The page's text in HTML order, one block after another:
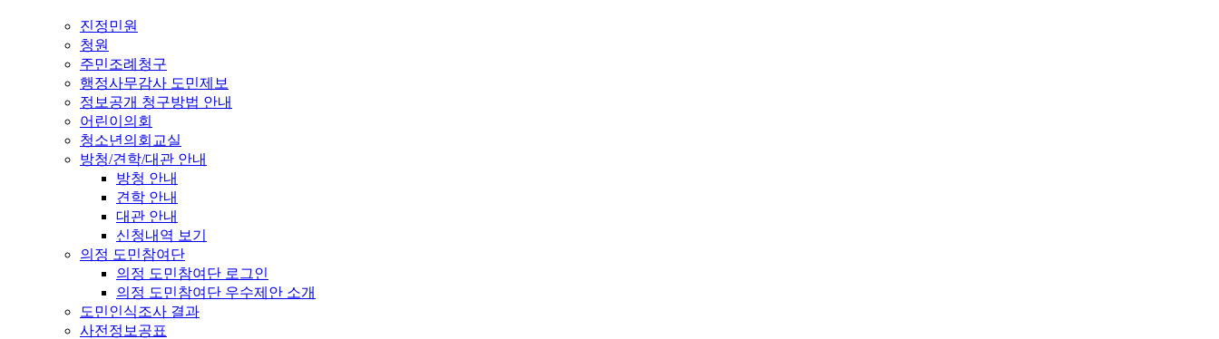
진정민원
청원
주민조례청구
행정사무감사 도민제보
정보공개 청구방법 안내
어린이의회
청소년의회교실
방청/견학/대관 안내
방청 안내
견학 안내
대관 안내
신청내역 보기
의정 도민참여단
의정 도민참여단 로그인
의정 도민참여단 우수제안 소개
도민인식조사 결과
사전정보공표